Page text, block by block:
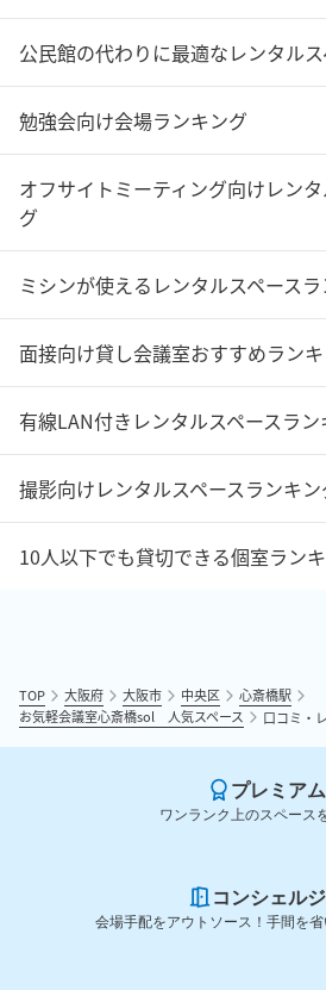
公民館の代わりに最適なレンタル
勉強会向け会場ランキング
オフサイトミーティング向けレン
グ
ミシンが使えるレンタルスペース
面接向け貸し会議室おすすめラン
有線LAN付きレンタルスペースラ
撮影向けレンタルスペースランキ
10人以下でも貸切できる個室ラン
TOP 大阪府 大阪市 中央区
心斎橋駅
お気軽会議室心斎橋sol 人気スペース
口コミ・
プレミアム
ワンランク上のスペース
コンシェル
会場手配をアウトソース！手間を省